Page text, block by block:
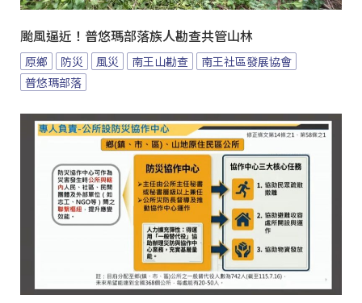
颱風逼近！普悠瑪部落族人勘查共管山林
原鄉 防災 風災 南王山勘查
南王社區發展協會
普悠瑪部落